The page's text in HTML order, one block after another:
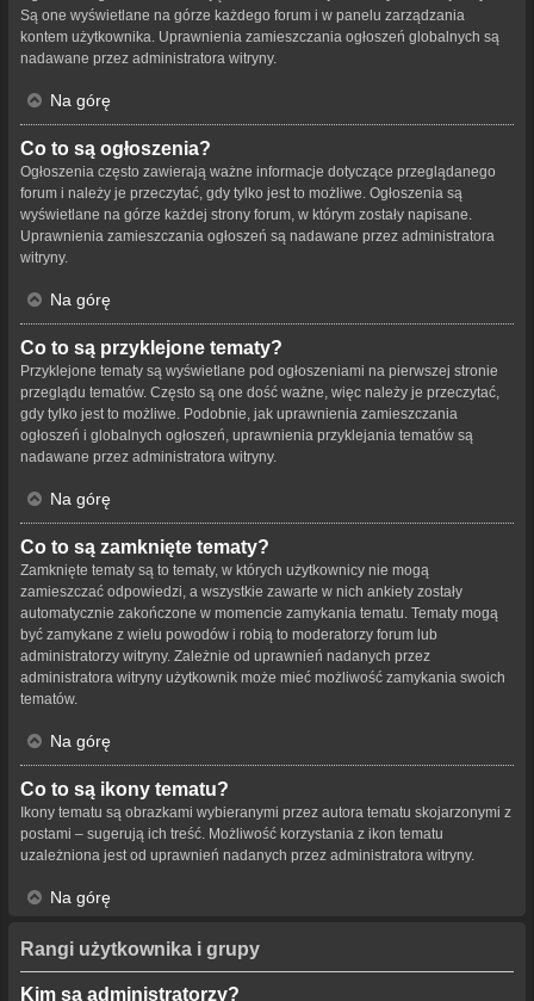
Są one wyświetlane na górze każdego forum i w panelu zarządzania
kontem użytkownika. Uprawnienia zamieszczania ogłoszeń globalnych są
nadawane przez administratora witryny.
Na górę
Co to są ogłoszenia?
Ogłoszenia często zawierają ważne informacje dotyczące przeglądanego
forum i należy je przeczytać, gdy tylko jest to możliwe. Ogłoszenia są
wyświetlane na górze każdej strony forum, w którym zostały napisane.
Uprawnienia zamieszczania ogłoszeń są nadawane przez administratora
witryny.
Na górę
Co to są przyklejone tematy?
Przyklejone tematy są wyświetlane pod ogłoszeniami na pierwszej stronie
przeglądu tematów. Często są one dość ważne, więc należy je przeczytać,
gdy tylko jest to możliwe. Podobnie, jak uprawnienia zamieszczania
ogłoszeń i globalnych ogłoszeń, uprawnienia przyklejania tematów są
nadawane przez administratora witryny.
Na górę
Co to są zamknięte tematy?
Zamknięte tematy są to tematy, w których użytkownicy nie mogą
zamieszczać odpowiedzi, a wszystkie zawarte w nich ankiety zostały
automatycznie zakończone w momencie zamykania tematu. Tematy mogą
być zamykane z wielu powodów i robią to moderatorzy forum lub
administratorzy witryny. Zależnie od uprawnień nadanych przez
administratora witryny użytkownik może mieć możliwość zamykania swoich
tematów.
Na górę
Co to są ikony tematu?
Ikony tematu są obrazkami wybieranymi przez autora tematu skojarzonymi z
postami – sugerują ich treść. Możliwość korzystania z ikon tematu
uzależniona jest od uprawnień nadanych przez administratora witryny.
Na górę
Rangi użytkownika i grupy
Kim są administratorzy?